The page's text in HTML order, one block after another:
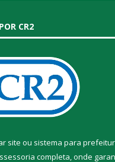
CR2
site ou sistema para
completa, onde